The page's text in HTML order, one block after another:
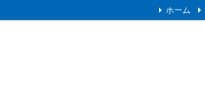
ホーム